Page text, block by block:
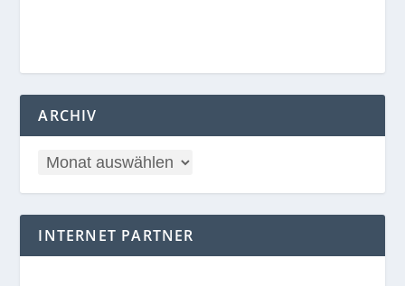
ARCHIV
INTERNET PARTNER